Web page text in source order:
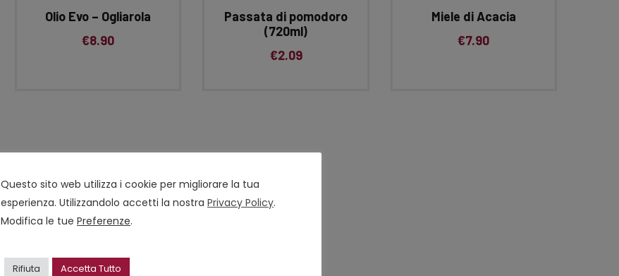
Olio Evo – Ogliarola
€8.90
Passata di pomodoro
(720ml)
€2.09
Miele di Acacia
€7.90
Questo sito web utilizza i cookie per migliorare la tua
esperienza. Utilizzandolo accetti la nostra Privacy Policy.
Modifica le tue Preferenze.
Rifiuta Accetta Tutto